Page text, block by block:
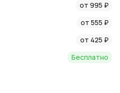
от 995 ₽
от 555 ₽
от 425 ₽
Бесплатно